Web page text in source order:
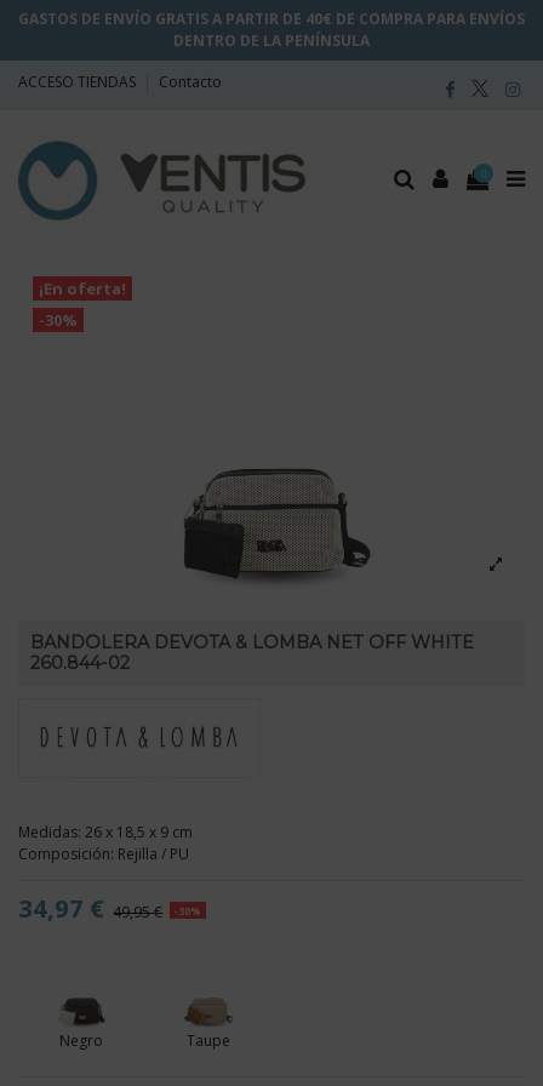
GASTOS DE ENVÍO GRATIS A PARTIR DE 40€ DE COMPRA PARA ENVÍOS
DENTRO DE LA PENÍNSULA
ACCESO TIENDAS Contacto
0
¡En oferta!
-30%
BANDOLERA DEVOTA & LOMBA NET OFF WHITE
260.844-02
Medidas: 26 x 18,5 x 9 cm
Composición: Rejilla / PU
34,97 € 49,95 € -30%
Negro Taupe